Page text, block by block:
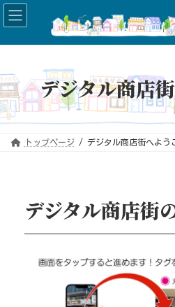
コ
ン
テ
ツ
キ
ッ
プ
ナ
ビ
ゲ
シ
に
移
動
デジタル商店
トップページ デジタル商店街へよう
デジタル商店街